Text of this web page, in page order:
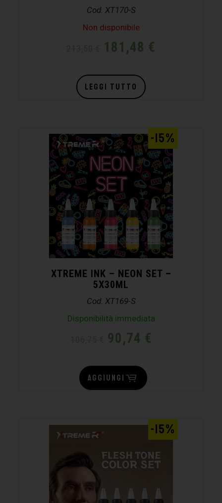
Cod. XT170-S
Non disponibile
181,48 €
LEGGI TUTTO
XTREME INK – NEON SET –
5X30ML
Cod. XT169-S
Disponibilità immediata
90,74 €
-15%
AGGIUNGI
-15%